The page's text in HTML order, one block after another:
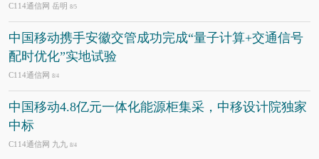
C114通信网 岳明 8/5
中国移动携手安徽交管成功完成“量子计算+交通信号
配时优化”实地试验
C114通信网 8/4
中国移动4.8亿元一体化能源柜集采，中移设计院独家
中标
C114通信网 九九 8/4